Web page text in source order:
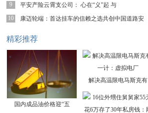
9
平安产险云霄支公司： 心在“义”起 与
10
康迈轮端：首达挂车的信赖之选共创中国道路安
精彩推荐
国内成品油价格迎“五
解决高温限电马斯克有